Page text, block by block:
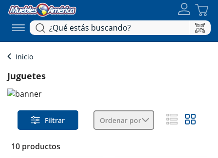
Inicio
Juguetes
Filtrar Ordenar por
10 productos